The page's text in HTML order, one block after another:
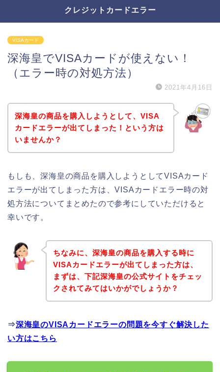
クレジットカードエラー
VISAカード
深海皇でVISAカードが使えない！
（エラー時の対処方法）
2021年4月16日
深海皇の商品を購入しようとして、VISA
カードエラーが出てしまった！という方は
いませんか？
もしも、深海皇の商品を購入しようとしてVISAカード
エラーが出てしまった方は、VISAカードエラー時の対
処方法についてまとめたので参考にしていただけると
幸いです。
ちなみに、深海皇の商品を購入する時に
VISAカードエラーが出てしまった方は、
まずは、下記深海皇の公式サイトをチェッ
クされてみてはいかがでしょうか？
⇒深海皇のVISAカードエラーの問題を今すぐ解決した
い方はこちら